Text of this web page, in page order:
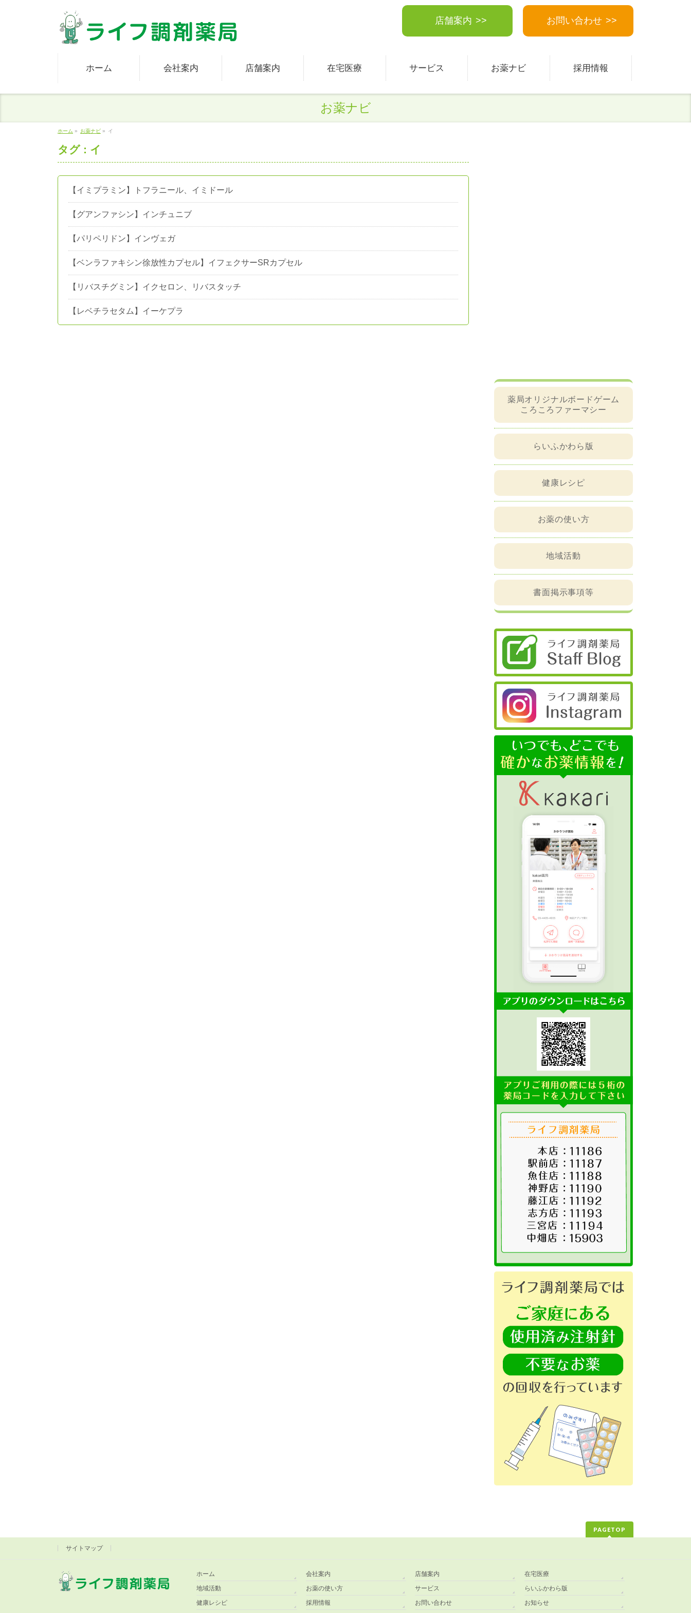
店舗案内 お問い合わせ
ホーム 会社案内 店舗案内 在宅医療 サービス お薬ナビ 採用情報
お薬ナビ
ホーム » お薬ナビ » イ
タグ : イ
【イミプラミン】トフラニール、イミドール
【グアンファシン】インチュニブ
【パリペリドン】インヴェガ
【ベンラファキシン徐放性カプセル】イフェクサーSRカプセル
【リバスチグミン】イクセロン、リバスタッチ
【レベチラセタム】イーケプラ
薬局オリジナルボードゲーム
ころころファーマシー
らいふかわら版
健康レシピ
お薬の使い方
地域活動
書面掲示事項等
PAGETOP
サイトマップ
ホーム 会社案内 店舗案内
在宅医療
地域活動
お薬の使い方 サービス
らいふかわら版
健康レシピ
採用情報 お問い合わせ お知らせ